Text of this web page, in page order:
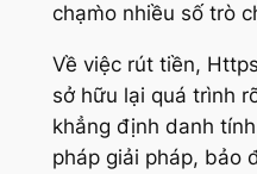
chạm̀o nhiều số trò
Về việc rút tiền,
sở hữu lại quá trình
khẳng định danh
pháp giải pháp, bảo